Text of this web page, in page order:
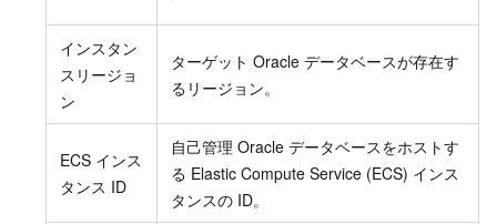
インスタン
スリージョ
ン
ターゲット Oracle データベースが存在す
るリージョン。
ECS インス
タンス ID
自己管理 Oracle データベースをホストす
る Elastic Compute Service (ECS) インス
タンスの ID。